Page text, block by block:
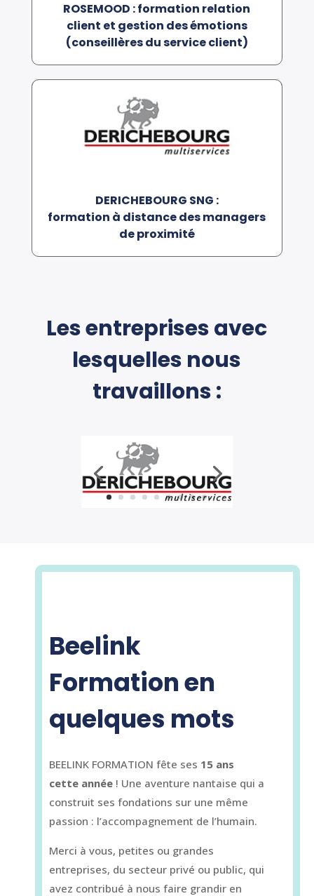
ROSEMOOD : formation relation
client et gestion des émotions
(conseillères du service client)
DERICHEBOURG SNG :
formation à distance des managers
de proximité
Les entreprises avec
lesquelles nous
travaillons :
Beelink
Formation en
quelques mots
BEELINK FORMATION fête ses 15 ans
cette année! Une aventure nantaise qui a
construit ses fondations sur une même
passion : l’accompagnement de l’humain.
Merci à vous, petites ou grandes
entreprises, du secteur privé ou public, qui
avez contribué à nous faire grandir en